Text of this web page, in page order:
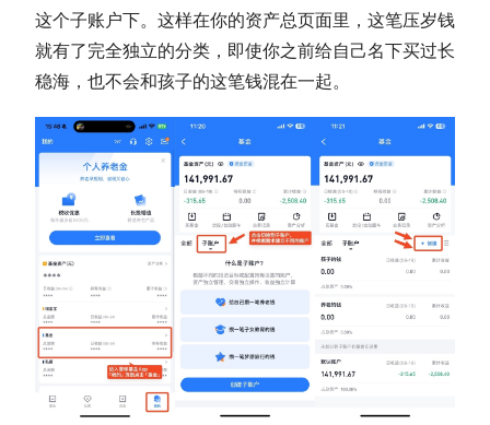
这个子账户下。这样在你的资产总页面里，这笔压岁钱
就有了完全独立的分类，即使你之前给自己名下买过长
稳海，也不会和孩子的这笔钱混在一起。